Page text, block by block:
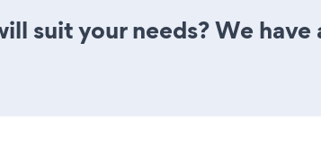
suit your needs? We